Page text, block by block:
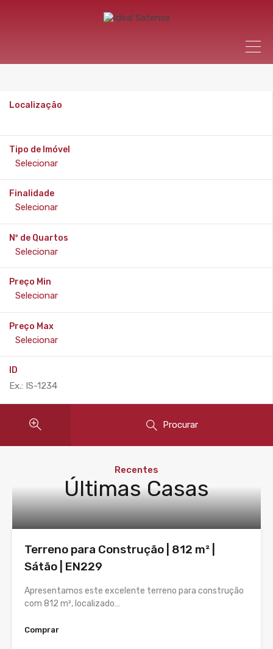
Localização
Tipo de Imóvel
Finalidade
Nº de Quartos
Preço Min
Preço Max
ID
Procurar
Recentes
Últimas Casas
Terreno para Construção | 812 m² |
Sátão | EN229
Apresentamos este excelente terreno para construção
com 812 m², localizado…
Comprar